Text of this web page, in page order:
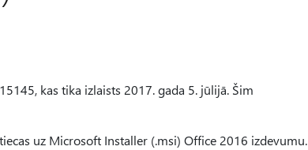
kas tika izlaists 2017. gada 5. jūlijā. Šim
uz Microsoft Installer (.msi) Office 2016 izdevumu.